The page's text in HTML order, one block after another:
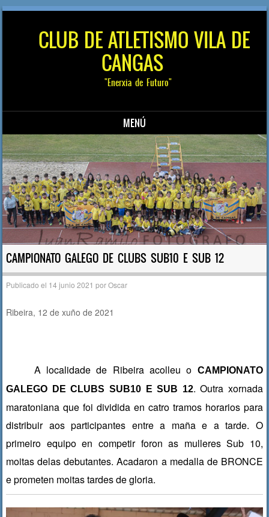
CLUB DE ATLETISMO VILA DE
CANGAS
"Enerxia de Futuro"
MENÚ
Saltar al contenido
CAMPIONATO GALEGO DE CLUBS SUB10 E SUB 12
Publicado el 14 junio 2021 porOscar
Ribeira, 12 de xuño de 2021
A localidade de Ribeira acolleu o CAMPIONATO
GALEGO DE CLUBS SUB10 E SUB 12. Outra xornada
maratoniana que foi dividida en catro tramos horarios para
distribuir aos participantes entre a maña e a tarde. O
primeiro equipo en competir foron as mulleres Sub 10,
moitas delas debutantes. Acadaron a medalla de BRONCE
e prometen moitas tardes de gloria.